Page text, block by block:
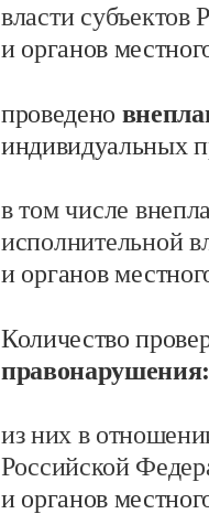
власти
и органов
проведено
индивидуальных
в том числе
исполнительной
и органов
Количество
из них в
Российской
и органов